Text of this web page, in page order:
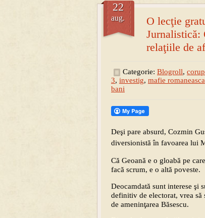
O lecţie
Jurnalistică:
relaţiile de
22
aug.
Categorie: Blogroll,
3, investig, mafie romaneasca
bani
Deşi pare absurd, Cozmin
diversionistă în favoarea lui
Că Geoană e o gloabă pe
facă scrum, e o altă poveste.
Deocamdată sunt interese şi
definitiv de electorat, vrea
de ameninţarea Băsescu.